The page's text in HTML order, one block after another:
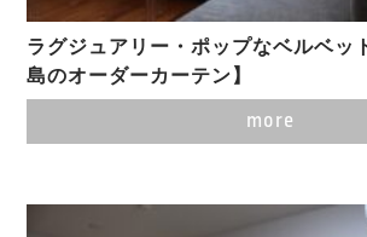
ラグジュアリー・ポップなベルベッ
島のオーダーカーテン】
more